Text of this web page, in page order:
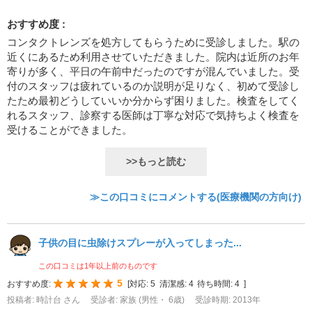
おすすめ度 :
コンタクトレンズを処方してもらうために受診しました。駅の
近くにあるため利用させていただきました。院内は近所のお年
寄りが多く、平日の午前中だったのですが混んでいました。受
付のスタッフは疲れているのか説明が足りなく、初めて受診し
たため最初どうしていいか分からず困りました。検査をしてく
れるスタッフ、診察する医師は丁寧な対応で気持ちよく検査を
受けることができました。
>>もっと読む
≫この口コミにコメントする(医療機関の方向け)
子供の目に虫除けスプレーが入ってしまった...
この口コミは1年以上前のものです
おすすめ度: 5 [対応: 5 清潔感: 4 待ち時間: 4 ]
投稿者: 時計台 さん
受診者: 家族 (男性・ 6歳) 受診時期: 2013年